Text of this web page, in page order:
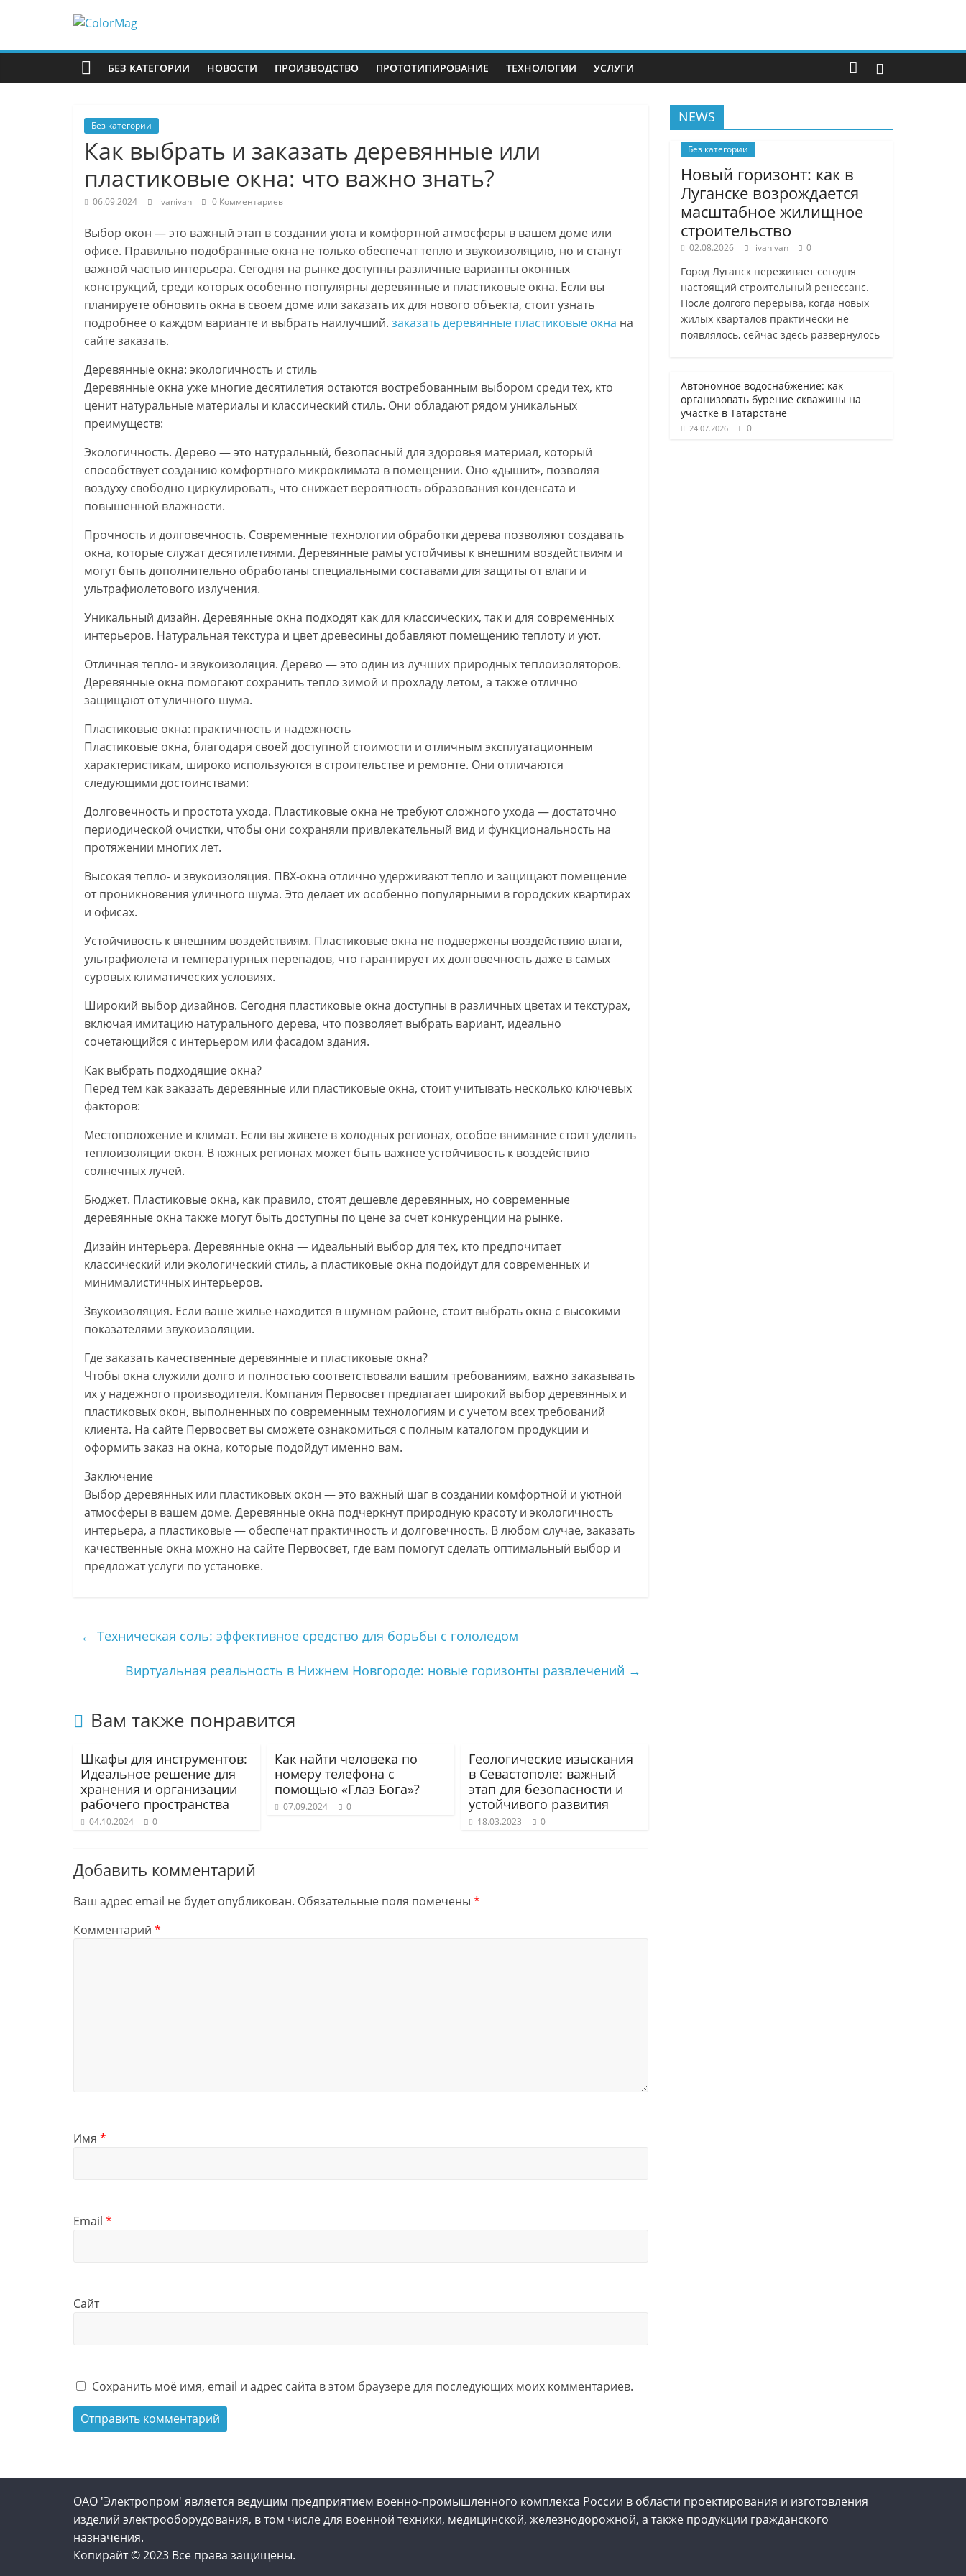
ColorMag
ColorMag
Demo
БЕЗ КАТЕГОРИИ НОВОСТИ ПРОИЗВОДСТВО ПРОТОТИПИРОВАНИЕ ТЕХНОЛОГИИ УСЛУГИ
Без категории
Как выбрать и заказать деревянные или
пластиковые окна: что важно знать?
06.09.2024 ivanivan 0 Комментариев
Выбор окон — это важный этап в создании уюта и комфортной атмосферы в вашем доме или
офисе. Правильно подобранные окна не только обеспечат тепло и звукоизоляцию, но и станут
важной частью интерьера. Сегодня на рынке доступны различные варианты оконных
конструкций, среди которых особенно популярны деревянные и пластиковые окна. Если вы
планируете обновить окна в своем доме или заказать их для нового объекта, стоит узнать
подробнее о каждом варианте и выбрать наилучший. заказать деревянные пластиковые окна на
сайте заказать.
Деревянные окна: экологичность и стиль
Деревянные окна уже многие десятилетия остаются востребованным выбором среди тех, кто
ценит натуральные материалы и классический стиль. Они обладают рядом уникальных
преимуществ:
Экологичность. Дерево — это натуральный, безопасный для здоровья материал, который
способствует созданию комфортного микроклимата в помещении. Оно «дышит», позволяя
воздуху свободно циркулировать, что снижает вероятность образования конденсата и
повышенной влажности.
Прочность и долговечность. Современные технологии обработки дерева позволяют создавать
окна, которые служат десятилетиями. Деревянные рамы устойчивы к внешним воздействиям и
могут быть дополнительно обработаны специальными составами для защиты от влаги и
ультрафиолетового излучения.
Уникальный дизайн. Деревянные окна подходят как для классических, так и для современных
интерьеров. Натуральная текстура и цвет древесины добавляют помещению теплоту и уют.
Отличная тепло- и звукоизоляция. Дерево — это один из лучших природных теплоизоляторов.
Деревянные окна помогают сохранить тепло зимой и прохладу летом, а также отлично
защищают от уличного шума.
Пластиковые окна: практичность и надежность
Пластиковые окна, благодаря своей доступной стоимости и отличным эксплуатационным
характеристикам, широко используются в строительстве и ремонте. Они отличаются
следующими достоинствами:
Долговечность и простота ухода. Пластиковые окна не требуют сложного ухода — достаточно
периодической очистки, чтобы они сохраняли привлекательный вид и функциональность на
протяжении многих лет.
Высокая тепло- и звукоизоляция. ПВХ-окна отлично удерживают тепло и защищают помещение
от проникновения уличного шума. Это делает их особенно популярными в городских квартирах
и офисах.
Устойчивость к внешним воздействиям. Пластиковые окна не подвержены воздействию влаги,
ультрафиолета и температурных перепадов, что гарантирует их долговечность даже в самых
суровых климатических условиях.
Широкий выбор дизайнов. Сегодня пластиковые окна доступны в различных цветах и текстурах,
включая имитацию натурального дерева, что позволяет выбрать вариант, идеально
сочетающийся с интерьером или фасадом здания.
Как выбрать подходящие окна?
Перед тем как заказать деревянные или пластиковые окна, стоит учитывать несколько ключевых
факторов:
Местоположение и климат. Если вы живете в холодных регионах, особое внимание стоит уделить
теплоизоляции окон. В южных регионах может быть важнее устойчивость к воздействию
солнечных лучей.
Бюджет. Пластиковые окна, как правило, стоят дешевле деревянных, но современные
деревянные окна также могут быть доступны по цене за счет конкуренции на рынке.
Дизайн интерьера. Деревянные окна — идеальный выбор для тех, кто предпочитает
классический или экологический стиль, а пластиковые окна подойдут для современных и
минималистичных интерьеров.
Звукоизоляция. Если ваше жилье находится в шумном районе, стоит выбрать окна с высокими
показателями звукоизоляции.
Где заказать качественные деревянные и пластиковые окна?
Чтобы окна служили долго и полностью соответствовали вашим требованиям, важно заказывать
их у надежного производителя. Компания Первосвет предлагает широкий выбор деревянных и
пластиковых окон, выполненных по современным технологиям и с учетом всех требований
клиента. На сайте Первосвет вы сможете ознакомиться с полным каталогом продукции и
оформить заказ на окна, которые подойдут именно вам.
Заключение
Выбор деревянных или пластиковых окон — это важный шаг в создании комфортной и уютной
атмосферы в вашем доме. Деревянные окна подчеркнут природную красоту и экологичность
интерьера, а пластиковые — обеспечат практичность и долговечность. В любом случае, заказать
качественные окна можно на сайте Первосвет, где вам помогут сделать оптимальный выбор и
предложат услуги по установке.
← Техническая соль: эффективное средство для борьбы с гололедом
Виртуальная реальность в Нижнем Новгороде: новые горизонты развлечений →
Вам также понравится
Шкафы для инструментов:
Идеальное решение для
хранения и организации
рабочего пространства
04.10.2024 0
Как найти человека по
номеру телефона с
помощью «Глаз Бога»?
07.09.2024 0
Геологические изыскания
в Севастополе: важный
этап для безопасности и
устойчивого развития
18.03.2023 0
Добавить комментарий
Ваш адрес email не будет опубликован. Обязательные поля помечены *
Комментарий *
Имя *
Email *
Сайт
Сохранить моё имя, email и адрес сайта в этом браузере для последующих моих комментариев.
NEWS
Без категории
Новый горизонт: как в
Луганске возрождается
масштабное жилищное
строительство
02.08.2026 ivanivan 0
Город Луганск переживает сегодня
настоящий строительный ренессанс.
После долгого перерыва, когда новых
жилых кварталов практически не
появлялось, сейчас здесь развернулось
Автономное водоснабжение: как
организовать бурение скважины на
участке в Татарстане
24.07.2026 0
ОАО 'Электропром' является ведущим предприятием военно-промышленного комплекса России в области проектирования и изготовления
изделий электрооборудования, в том числе для военной техники, медицинской, железнодорожной, а также продукции гражданского
назначения.
Копирайт © 2023 Все права защищены.